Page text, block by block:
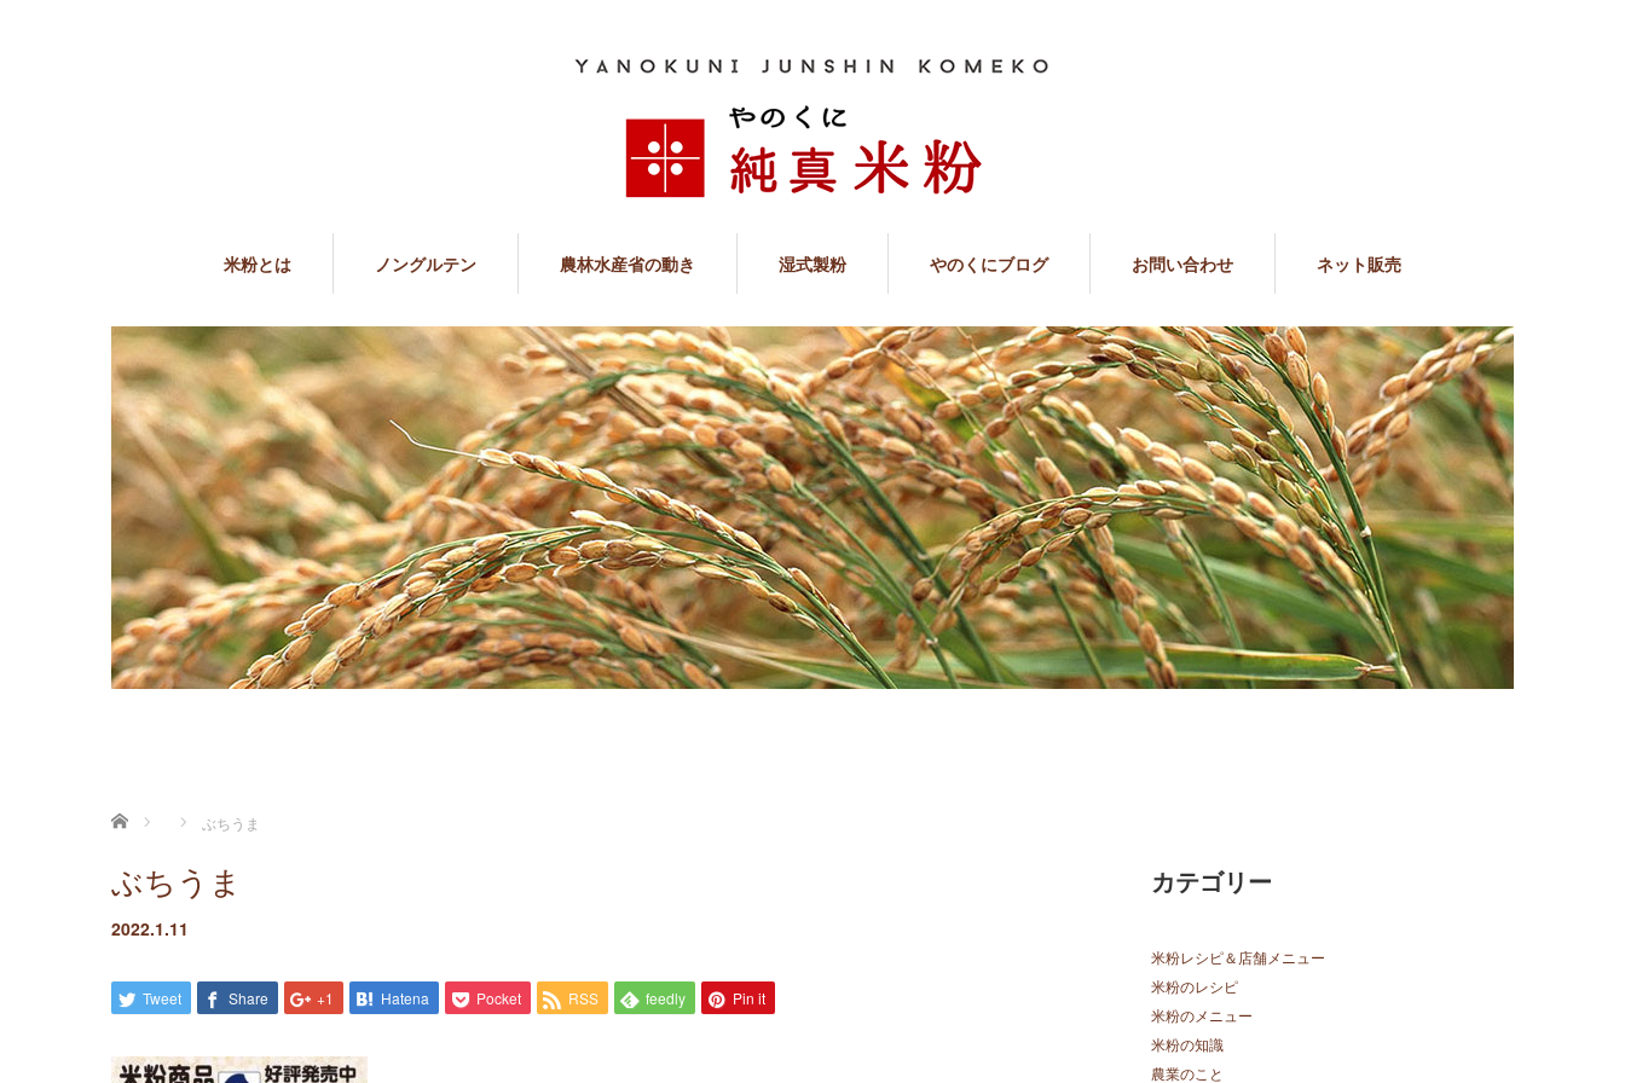
米粉とは ノングルテン 農林水産省の動き 湿式製粉 やのくにブログ お問い合わせ ネット販売
ホーム ぶちうま
ぶちうま
2022.1.11
Tweet Share +1 Hatena Pocket RSS feedly Pin it
カテゴリー
米粉レシピ＆店舗メニュー
米粉のレシピ
米粉のメニュー
米粉の知識
農業のこと